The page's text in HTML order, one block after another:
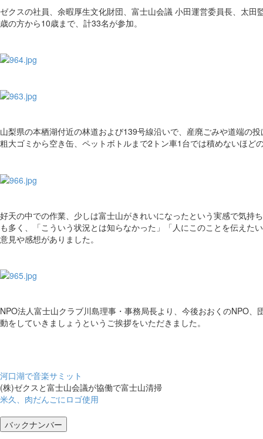
ゼクスの社員、余暇厚生文化財団、富士山会議 小田運営委員長、太田
歳の方から10歳まで、計33名が参加。
山梨県の本栖湖付近の林道および139号線沿いで、産廃ごみや道端の
粗大ゴミから空き缶、ペットボトルまで2トン車1台では積めないほど
好天の中での作業、少しは富士山がきれいになったという実感で気持
も多く、「こういう状況とは知らなかった」「人にこのことを伝えた
意見や感想がありました。
NPO法人富士山クラブ川島理事・事務局長より、今後おおくのNPO、
動をしていきましょうというご挨拶をいただきました。
河口湖で音楽サミット
(株)ゼクスと富士山会議が協働で富士山清掃
米久、肉だんごにロゴ使用
バックナンバー